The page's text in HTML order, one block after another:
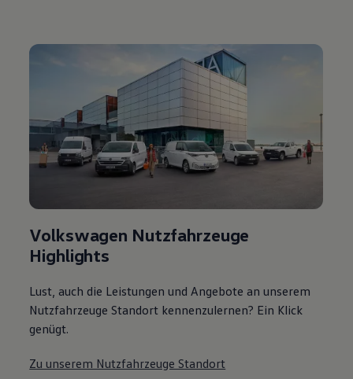
Volkswagen Nutzfahrzeuge
Highlights
Lust, auch die Leistungen und Angebote an unserem
Nutzfahrzeuge Standort kennenzulernen? Ein Klick
genügt.
Zu unserem Nutzfahrzeuge Standort